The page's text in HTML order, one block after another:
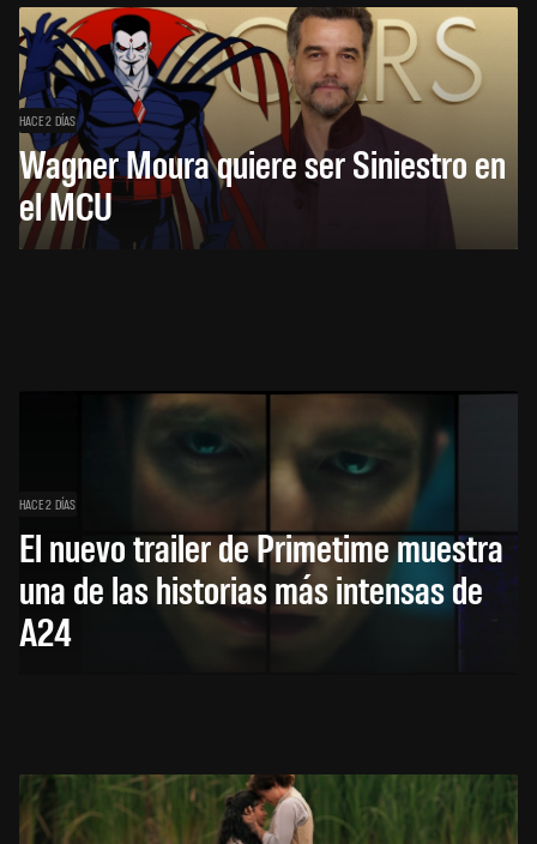
HACE 2 DÍAS
Wagner Moura quiere ser Siniestro en
el MCU
HACE 2 DÍAS
El nuevo trailer de Primetime muestra
una de las historias más intensas de
A24